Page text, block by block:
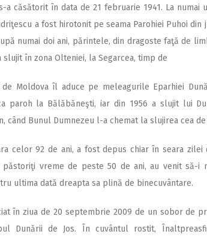
a căsătorit în data de 21 februarie 1941. La numai
a fost hirotonit pe seama Parohiei Puhoi
numai doi ani, părintele, din dragoste faţă de
slujit în zona Olteniei, la Segarcea, timp de
Moldova îl aduce pe meleagurile Eparhiei
paroh la Bălăbăneşti, iar din 1956 a slujit lui
când Bunul Dumnezeu l-a chemat la slujirea cea de
celor 92 de ani, a fost depus chiar în seara zilei
păstoriţi vreme de peste 50 de ani, au venit să-i
ultima dată dreapta sa plină de binecuvântare.
în ziua de 20 septembrie 2009 de un sobor de
Dunării de Jos. În cuvântul rostit,